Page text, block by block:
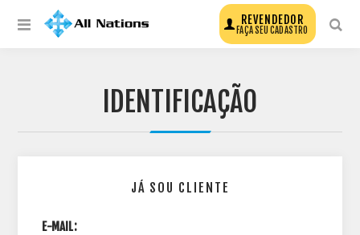
REVENDEDOR
FAÇA SEU CADASTRO
IDENTIFICAÇÃO
JÁ SOU CLIENTE
E-MAIL: